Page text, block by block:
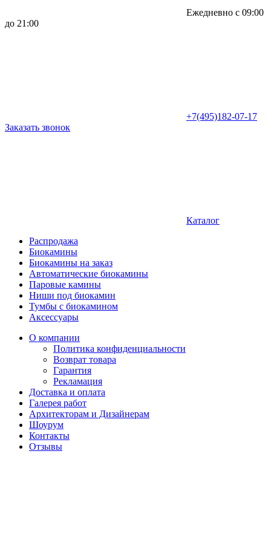
Ежедневно с 09:00
до 21:00
+7(495)182-07-17
Заказать звонок
Каталог
Распродажа
Биокамины
Биокамины на заказ
Автоматические биокамины
Паровые камины
Ниши под биокамин
Тумбы с биокамином
Аксессуары
О компании
Политика конфиденциальности
Возврат товара
Гарантия
Рекламация
Доставка и оплата
Галерея работ
Архитекторам и Дизайнерам
Шоурум
Контакты
Отзывы